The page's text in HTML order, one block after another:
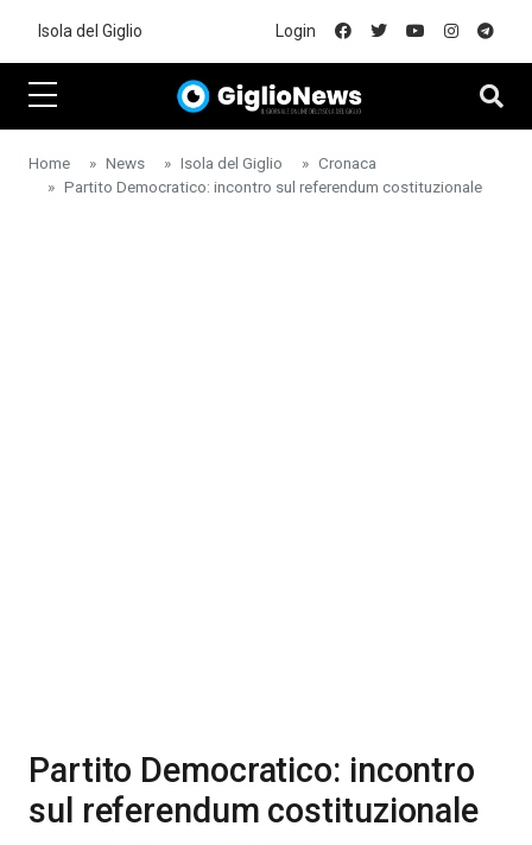
Isola del Giglio Login
Home News Isola del Giglio
Cronaca
Partito Democratico: incontro sul referendum costituzionale
Partito Democratico: incontro
sul referendum costituzionale